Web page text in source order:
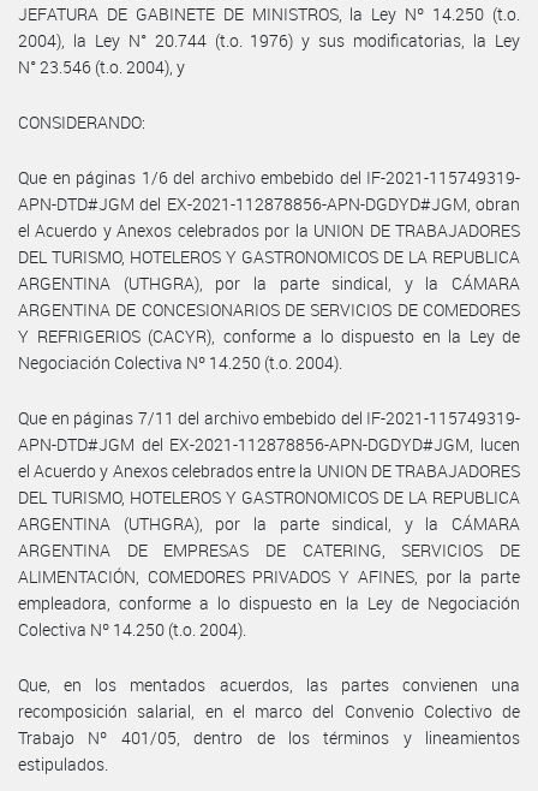
JEFATURA DE GABINETE DE MINISTROS, la Ley Nº 14.250 (t.o.
2004), la Ley N° 20.744 (t.o. 1976) y sus modificatorias, la Ley
N° 23.546 (t.o. 2004), y
CONSIDERANDO:
Que en páginas 1/6 del archivo embebido del IF-2021-115749319-
APN-DTD#JGM del EX-2021-112878856-APN-DGDYD#JGM, obran
el Acuerdo y Anexos celebrados por la UNION DE TRABAJADORES
DEL TURISMO, HOTELEROS Y GASTRONOMICOS DE LA REPUBLICA
ARGENTINA (UTHGRA), por la parte sindical, y la CÁMARA
ARGENTINA DE CONCESIONARIOS DE SERVICIOS DE COMEDORES
Y REFRIGERIOS (CACYR), conforme a lo dispuesto en la Ley de
Negociación Colectiva Nº 14.250 (t.o. 2004).
Que en páginas 7/11 del archivo embebido del IF-2021-115749319-
APN-DTD#JGM del EX-2021-112878856-APN-DGDYD#JGM, lucen
el Acuerdo y Anexos celebrados entre la UNION DE TRABAJADORES
DEL TURISMO, HOTELEROS Y GASTRONOMICOS DE LA REPUBLICA
ARGENTINA (UTHGRA), por la parte sindical, y la CÁMARA
ARGENTINA DE EMPRESAS DE CATERING, SERVICIOS DE
ALIMENTACIÓN, COMEDORES PRIVADOS Y AFINES, por la parte
empleadora, conforme a lo dispuesto en la Ley de Negociación
Colectiva Nº 14.250 (t.o. 2004).
Que, en los mentados acuerdos, las partes convienen una
recomposición salarial, en el marco del Convenio Colectivo de
Trabajo Nº 401/05, dentro de los términos y lineamientos
estipulados.